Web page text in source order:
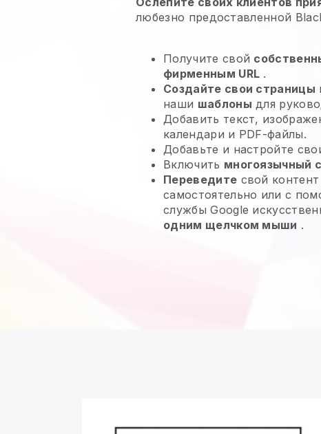
любезно предоставленной
Получите свой
фирменным URL .
Создайте свои страницы
наши шаблоны для
Добавить текст,
календари и PDF-файлы.
Добавьте и настройте
Включить многоязычный
Переведите свой
самостоятельно или с
службы Google
одним щелчком мыши .